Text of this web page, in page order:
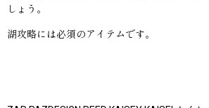
しょう。
湖攻略には必須のアイテムです。